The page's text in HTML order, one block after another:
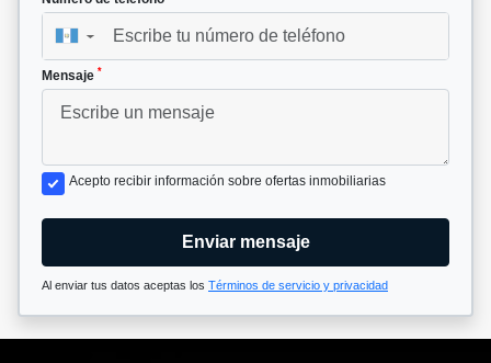
▼
Mensaje *
Acepto recibir información sobre ofertas inmobiliarias
Enviar mensaje
Al enviar tus datos aceptas los Términos de servicio y privacidad